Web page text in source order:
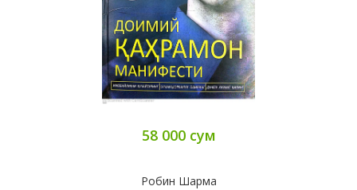
58 000 сум
Робин Шарма